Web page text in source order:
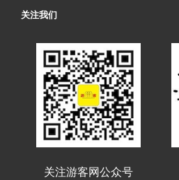
关注我们
关注游客网公众号